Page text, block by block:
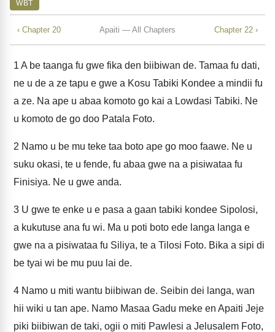
WBT
‹ Chapter 20 Apaiti — All Chapters Chapter 22 ›
1 A be taanga fu gwe fika den biibiwan de. Tamaa fu dati,
ne u de a ze tapu e gwe a Kosu Tabiki Kondee a mindii fu
a ze. Na ape u abaa komoto go kai a Lowdasi Tabiki. Ne
u komoto de go doo Patala Foto.
2 Namo u be mu teke taa boto ape go moo faawe. Ne u
suku okasi, te u fende, fu abaa gwe na a pisiwataa fu
Finisiya. Ne u gwe anda.
3 U gwe te enke u e pasa a gaan tabiki kondee Sipolosi,
a kukutuse ana fu wi. Ma u poti boto ede langa langa e
gwe na a pisiwataa fu Siliya, te a Tilosi Foto. Bika a sipi di
be tyai wi be mu puu lai de.
4 Namo u miti wantu biibiwan de. Seibin dei langa, wan
hii wiki u tan ape. Namo Masaa Gadu meke en Apaiti Jeje
piki biibiwan de taki, ogii o miti Pawlesi a Jelusalem Foto,